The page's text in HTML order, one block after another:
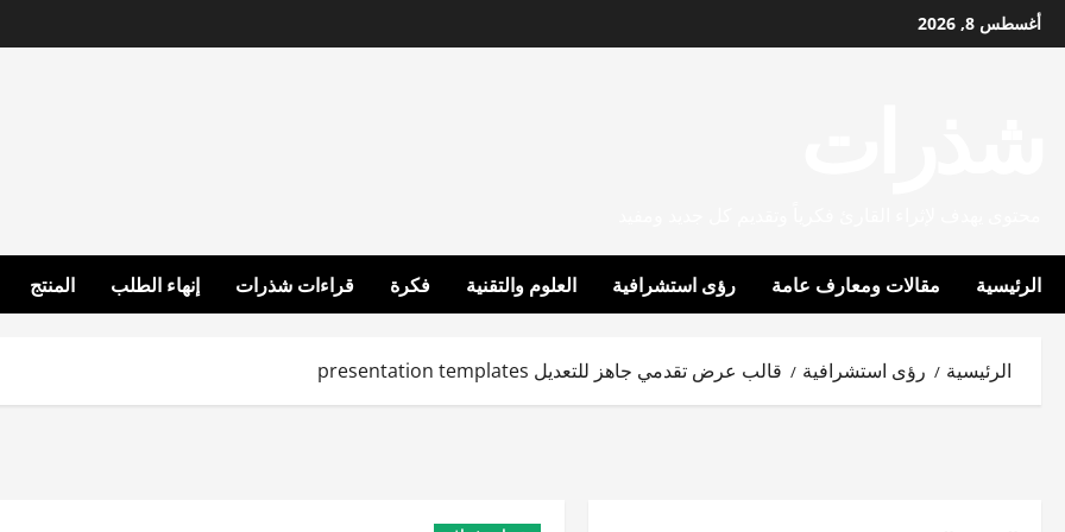
تخطي
إلى
أغسطس 8, 2026
الرئيسية مقالات ومعارف عامة رؤى استشرافية العلوم والتقنية فكرة قراءات شذرات إنهاء الطلب المنتج
الرئيسية رؤى استشرافية قالب عرض تقدمي جاهز للتعديل presentation templates